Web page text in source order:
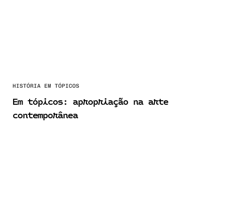
HISTÓRIA EM TÓPICOS
Em tópicos: apropriação na arte
contemporânea